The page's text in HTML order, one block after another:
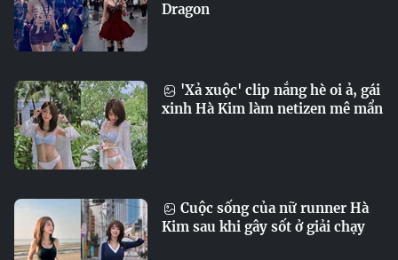
Dragon
'Xả xuộc' clip nắng hè oi ả, gái
xinh Hà Kim làm netizen mê mẩn
Cuộc sống của nữ runner Hà
Kim sau khi gây sốt ở giải chạy